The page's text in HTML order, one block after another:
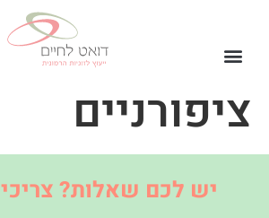
ציפורניים
יש לכם שאלות?